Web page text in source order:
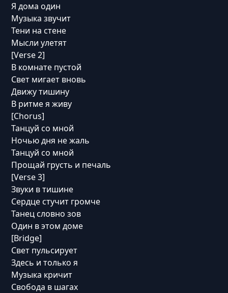
Я дома один
Музыка звучит
Тени на стене
Мысли улетят
[Verse 2]
В комнате пустой
Свет мигает вновь
Движу тишину
В ритме я живу
[Chorus]
Танцуй со мной
Ночью дня не жаль
Танцуй со мной
Прощай грусть и печаль
[Verse 3]
Звуки в тишине
Сердце стучит громче
Танец словно зов
Один в этом доме
[Bridge]
Свет пульсирует
Здесь и только я
Музыка кричит
Свобода в шагах